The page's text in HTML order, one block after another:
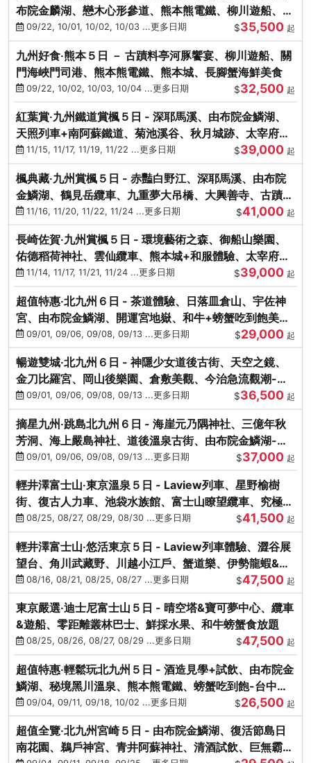
布院金麟湖、戀木心形參道、熊本熊電鐵、柳川遊船、地
獄蒸DIY
09/22, 10/01, 10/02, 10/03 ...更多日期 $35,500 起
九州好食‧熊本５日 － 古蹟料亭河豚饗宴、柳川遊船、關
門海峽門司港、熊本熊電鐵、熊本城、長腳蟹海鮮美食
09/22, 10/02, 10/03, 10/04 ...更多日期 $32,500 起
紅葉賞‧九州鐵道賞楓５日 - 深耶馬溪、由布院金鱗湖、
天照列車+南阿蘇鐵道、菊池溪谷、秋月城跡、太宰府天
滿宮、竈門神社
11/15, 11/17, 11/19, 11/22 ...更多日期 $39,000 起
楓典藏‧九州賞楓５日 - 赤豔白野江、深耶馬溪、由布院
金鱗湖、鶴見岳纜車、九重夢大吊橋、大興善寺、古蹟河
豚+和牛饗宴
11/16, 11/20, 11/22, 11/24 ...更多日期 $41,000 起
長崎佐賀‧九州賞楓５日 - 環境藝術之森、御船山樂園、
佑德稻荷神社、雲仙纜車、熊本城+和服體驗、太宰府天
滿宮、光明禪寺
11/14, 11/17, 11/21, 11/24 ...更多日期 $39,000 起
超值特惠‧北九州６日 - 茶道體驗、日落皿倉山、宇佐神
宮、由布院金鱗湖、開運宮地嶽、和牛+螃蟹吃到飽美
饌-台中出發
09/01, 09/06, 09/08, 09/13 ...更多日期 $29,000 起
暢遊雙城‧北九州６日 - 神隱少女道後古街、天空之鏡、
金刀比羅宮、岡山後樂園、倉敷美觀、今治急流觀潮-台
中出發
09/01, 09/06, 09/08, 09/13 ...更多日期 $36,500 起
摘星九州‧跳島北九州６日 - 海崖元乃隅神社、三億年秋
芳洞、海上嚴島神社、道後溫泉古街、由布院金鱗湖-台
中出發
09/01, 09/06, 09/08, 09/13 ...更多日期 $37,000 起
輕井澤富士山‧東京溫泉５日 - Laview列車、星野榆樹
街、復古人力車、池袋水族館、富士山瞭望纜車、究極海
鮮食放題
08/25, 08/27, 08/29, 08/30 ...更多日期 $41,500 起
輕井澤富士山‧悠活東京５日 - Laview列車體驗、澀谷展
望台、角川武藏野、川越小江戶、蟹道樂、伊勢龍蝦&海
膽生魚片
08/16, 08/21, 08/25, 08/27 ...更多日期 $47,500 起
東京嚴選‧迪士尼富士山５日 - 晴空塔&寶可夢中心、纜車
&遊船、零距離叢林巴士、鮮採水果、和牛螃蟹食放題
08/25, 08/26, 08/27, 08/29 ...更多日期 $47,500 起
超值特惠‧輕鬆玩北九州５日 - 酒造見學+試飲、由布院金
鱗湖、秘境黑川溫泉、熊本熊電鐵、螃蟹吃到飽-台中出
發09/04, 09/11, 09/18, 10/02 ...更多日期 $26,500 起
超值全覽‧北九州宮崎５日 - 由布院金鱗湖、復活節島日
南花園、鵜戶神宮、青井阿蘇神社、清酒試飲、巨無霸熊